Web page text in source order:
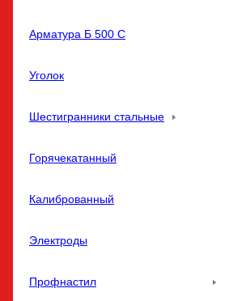
Арматура Б 500 С
Уголок
Шестигранники стальные
Горячекатанный
Калиброванный
Электроды
Профнастил